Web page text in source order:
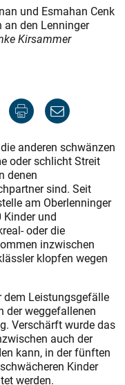
und Esmahan Cenk
den Lenninger
Kirsammer
anderen schwänzen
oder schlicht Streit
denen
sind. Seit
am Oberlenninger
und
oder die
inzwischen
klopfen wegen
dem Leistungsgefälle
der weggefallenen
Verschärft wurde das
auch der
kann, in der fünften
Kinder
werden.